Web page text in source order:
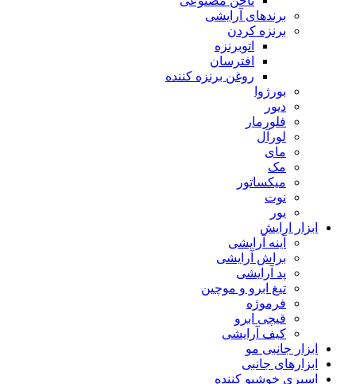
برندهای آرایشی
برنزه کردن
اتوبرنزه
افترسان
روغن برنزه کننده
بورژوا
دیور
فلورمار
لورآل
مای
مک
میکساتور
نوت
یور
ابزار ارایش
آینه آرایشی
براش آرایشی
پد آرایشی
تیغ ابرو و موچین
فرموژه
قیچی ابرو
کیف آرایشی
ابزار جانبی مو
ابزارهای جانبی
اسپری خوشبو کننده